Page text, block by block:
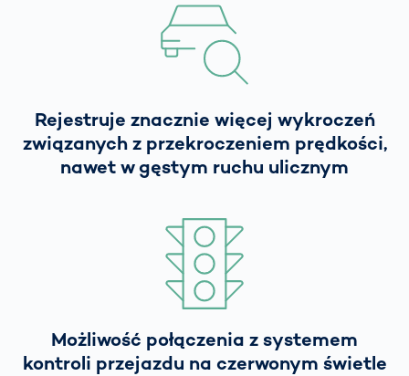
Rejestruje znacznie więcej wykroczeń
związanych z przekroczeniem prędkości,
nawet w gęstym ruchu ulicznym
Możliwość połączenia z systemem
kontroli przejazdu na czerwonym świetle